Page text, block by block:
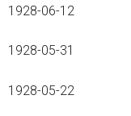
1928-06-12
1928-05-31
1928-05-22